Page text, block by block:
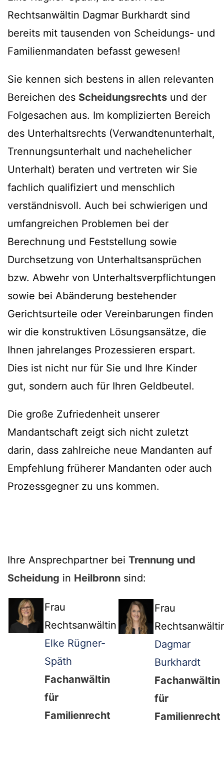
Rechtsanwältin Dagmar Burkhardt sind
bereits mit tausenden von Scheidungs- und
Familienmandaten befasst gewesen!
Sie kennen sich bestens in allen relevanten
Bereichen des Scheidungsrechts und der
Folgesachen aus. Im komplizierten Bereich
des Unterhaltsrechts (Verwandtenunterhalt,
Trennungsunterhalt und nachehelicher
Unterhalt) beraten und vertreten wir Sie
fachlich qualifiziert und menschlich
verständnisvoll. Auch bei schwierigen und
umfangreichen Problemen bei der
Berechnung und Feststellung sowie
Durchsetzung von Unterhaltsansprüchen
bzw. Abwehr von Unterhaltsverpflichtungen
sowie bei Abänderung bestehender
Gerichtsurteile oder Vereinbarungen finden
wir die konstruktiven Lösungsansätze, die
Ihnen jahrelanges Prozessieren erspart.
Dies ist nicht nur für Sie und Ihre Kinder
gut, sondern auch für Ihren Geldbeutel.
Die große Zufriedenheit unserer
Mandantschaft zeigt sich nicht zuletzt
darin, dass zahlreiche neue Mandanten auf
Empfehlung früherer Mandanten oder auch
Prozessgegner zu uns kommen.
Ihre Ansprechpartner bei Trennung und
Scheidung in Heilbronn sind:
Frau
Rechtsanwältin
Elke Rügner-
Späth
Fachanwältin
für
Familienrecht
Frau
Dagmar
Burkhardt
Fachanwältin
für
Familienrecht